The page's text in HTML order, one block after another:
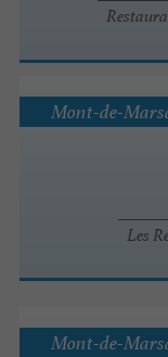
Les
Mont-de-
Mont-de-